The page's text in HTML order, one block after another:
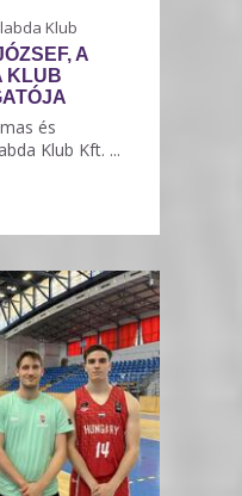
Klub
A
KLUB
és
Klub Kft. ...